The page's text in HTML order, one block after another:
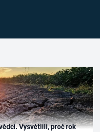
Vysvětlili, proč rok